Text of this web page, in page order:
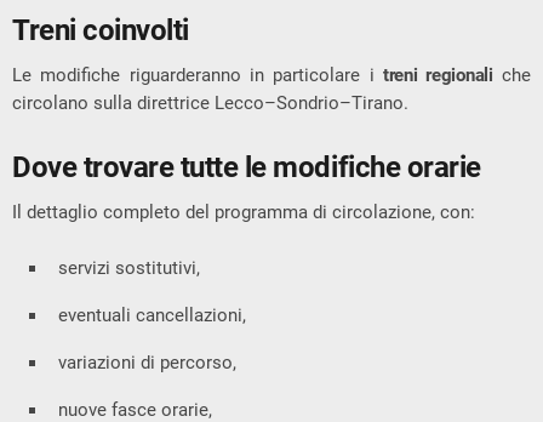
Treni coinvolti
Le modifiche riguarderanno in particolare i treni regionali che
circolano sulla direttrice Lecco–Sondrio–Tirano.
Dove trovare tutte le modifiche orarie
Il dettaglio completo del programma di circolazione, con:
servizi sostitutivi,
eventuali cancellazioni,
variazioni di percorso,
nuove fasce orarie,